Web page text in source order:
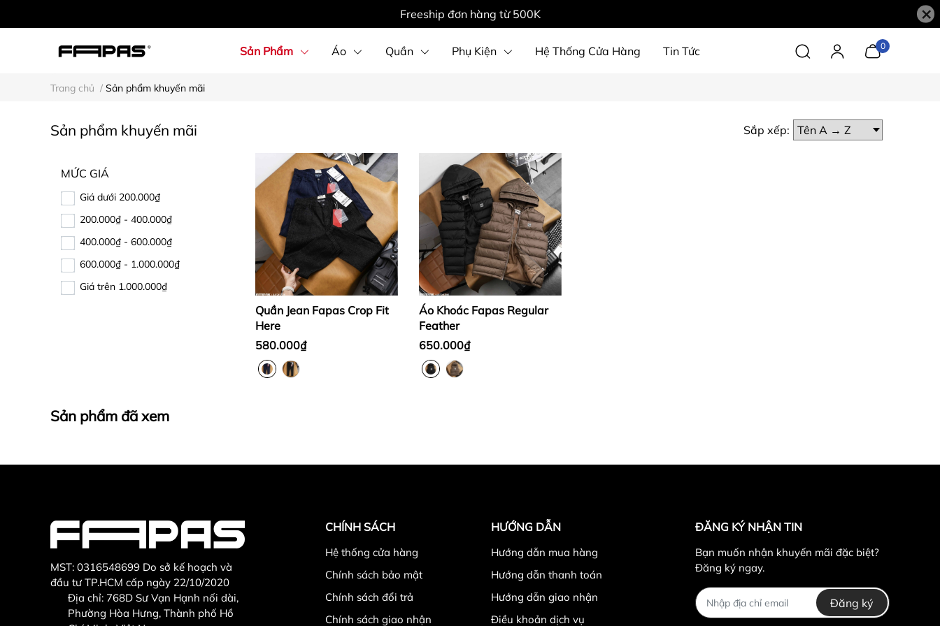
Freeship đơn hàng từ 500K ×
Sản Phẩm Áo Quần Phụ Kiện Hệ Thống Cửa Hàng Tin Tức 0
Trang chủ / Sản phẩm khuyến mãi
Sản phẩm khuyến mãi Sắp xếp:
MỨC GIÁ
Giá dưới 200.000₫
200.000₫ - 400.000₫
400.000₫ - 600.000₫
600.000₫ - 1.000.000₫
Giá trên 1.000.000₫
Quần Jean Fapas Crop Fit
Here
580.000₫
Áo Khoác Fapas Regular
Feather
650.000₫
Sản phẩm đã xem
MST: 0316548699 Do sở kế hoạch và
đầu tư TP.HCM cấp ngày 22/10/2020
Địa chỉ: 768D Sư Vạn Hạnh nối dài,
Phường Hòa Hưng, Thành phố Hồ
CHÍNH SÁCH
Hệ thống cửa hàng
Chính sách bảo mật
Chính sách đổi trả
Chính sách giao nhận
HƯỚNG DẪN
Hướng dẫn mua hàng
Hướng dẫn thanh toán
Hướng dẫn giao nhận
Điều khoản dịch vụ
ĐĂNG KÝ NHẬN TIN
Bạn muốn nhận khuyến mãi đặc biệt?
Đăng ký ngay.
Đăng ký